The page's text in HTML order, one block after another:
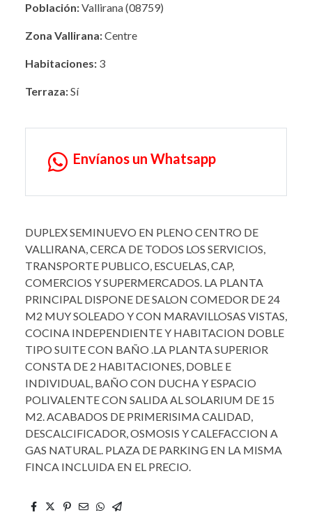
Población:Vallirana (08759)
Zona Vallirana:Centre
Habitaciones: 3
Terraza:Sí
Envíanos un Whatsapp
DUPLEX SEMINUEVO EN PLENO CENTRO DE
VALLIRANA, CERCA DE TODOS LOS SERVICIOS,
TRANSPORTE PUBLICO, ESCUELAS, CAP,
COMERCIOS Y SUPERMERCADOS. LA PLANTA
PRINCIPAL DISPONE DE SALON COMEDOR DE 24
M2 MUY SOLEADO Y CON MARAVILLOSAS VISTAS,
COCINA INDEPENDIENTE Y HABITACION DOBLE
TIPO SUITE CON BAÑO .LA PLANTA SUPERIOR
CONSTA DE 2 HABITACIONES, DOBLE E
INDIVIDUAL, BAÑO CON DUCHA Y ESPACIO
POLIVALENTE CON SALIDA AL SOLARIUM DE 15
M2. ACABADOS DE PRIMERISIMA CALIDAD,
DESCALCIFICADOR, OSMOSIS Y CALEFACCION A
GAS NATURAL. PLAZA DE PARKING EN LA MISMA
FINCA INCLUIDA EN EL PRECIO.